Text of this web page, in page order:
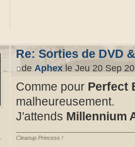
Re: Sorties de DVD
de Aphex le Jeu 20 Sep
Comme pour Perfect
malheureusement.
J'attends Millennium
Cleanup Princess !